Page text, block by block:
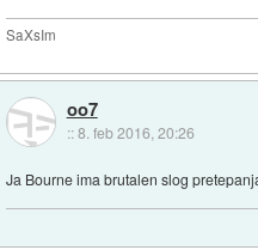
SaXsIm
oo7
::8. feb 2016, 20:26
Ja Bourne ima brutalen slog